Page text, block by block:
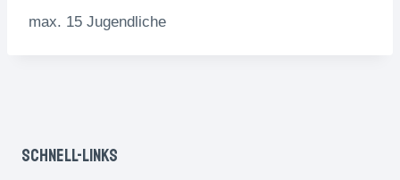
max. 15 Jugendliche
Schnell-Links